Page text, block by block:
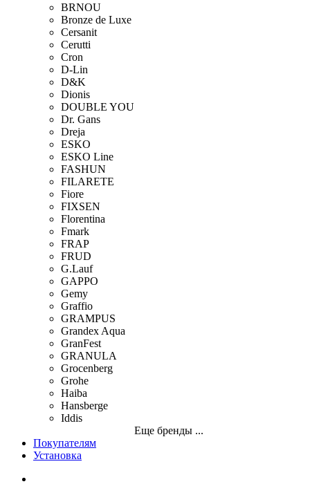
BRNOU
Bronze de Luxe
Cersanit
Cerutti
Cron
D-Lin
D&K
Dionis
DOUBLE YOU
Dr. Gans
Dreja
ESKO
ESKO Line
FASHUN
FILARETE
Fiore
FIXSEN
Florentina
Fmark
FRAP
FRUD
G.Lauf
GAPPO
Gemy
Graffio
GRAMPUS
Grandex Aqua
GranFest
GRANULA
Grocenberg
Grohe
Haiba
Hansberge
Iddis
Еще бренды ...
Покупателям
Установка